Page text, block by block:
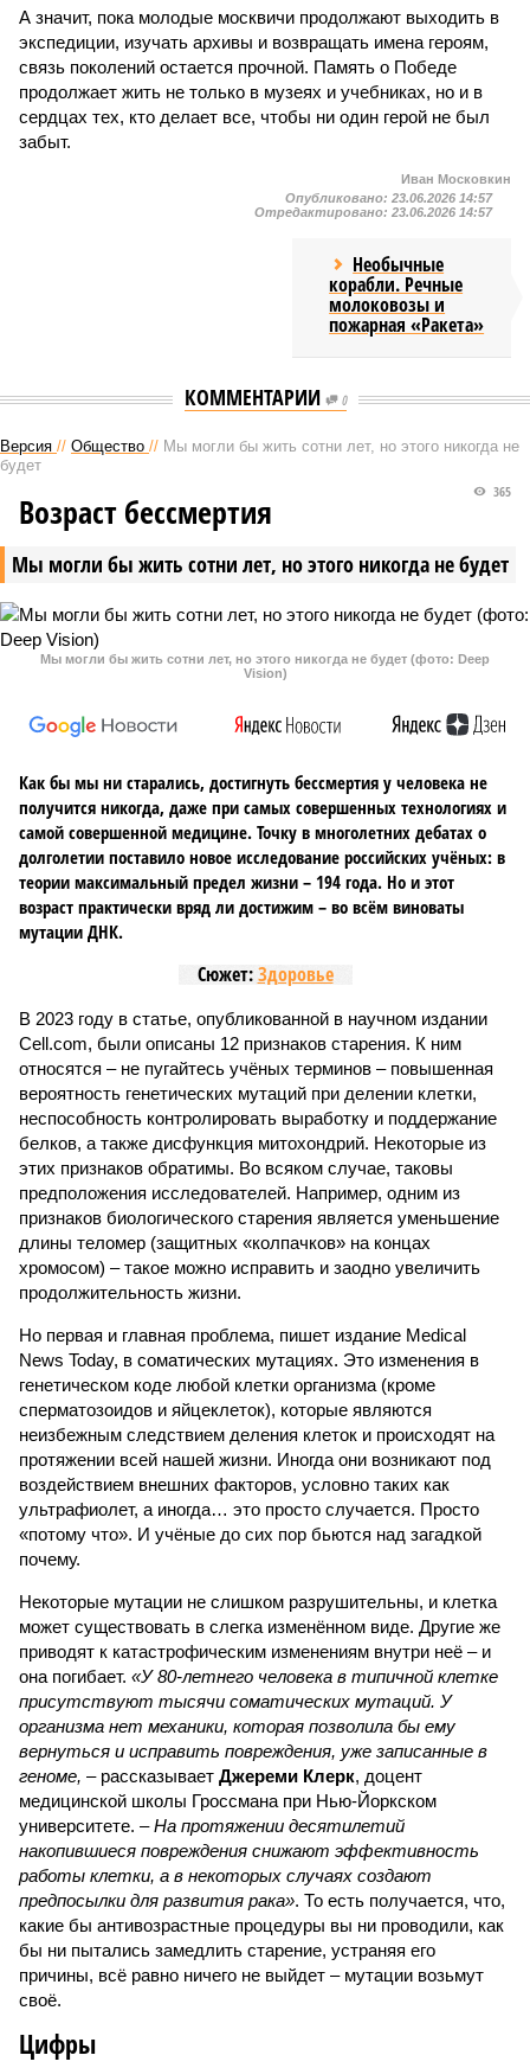
А значит, пока молодые москвичи продолжают выходить в
экспедиции, изучать архивы и возвращать имена героям,
связь поколений остается прочной. Память о Победе
продолжает жить не только в музеях и учебниках, но и в
сердцах тех, кто делает все, чтобы ни один герой не был
забыт.
Иван Московкин
Опубликовано: 23.06.2026 14:57
Отредактировано: 23.06.2026 14:57
Необычные
корабли. Речные
молоковозы и
пожарная «Ракета»
КОММЕНТАРИИ 0
Версия // Общество // Мы могли бы жить сотни лет, но этого никогда не
будет
Мы могли бы жить сотни лет, но этого никогда не будет
365
Возраст бессмертия
Мы могли бы жить сотни лет, но этого никогда не будет (фото: Deep
Vision)
Как бы мы ни старались, достигнуть бессмертия у человека не
получится никогда, даже при самых совершенных технологиях и
самой совершенной медицине. Точку в многолетних дебатах о
долголетии поставило новое исследование российских учёных: в
теории максимальный предел жизни – 194 года. Но и этот
возраст практически вряд ли достижим – во всём виноваты
мутации ДНК.
Сюжет:Здоровье
В 2023 году в статье, опубликованной в научном издании
Cell.com, были описаны 12 признаков старения. К ним
относятся – не пугайтесь учёных терминов – повышенная
вероятность генетических мутаций при делении клетки,
неспособность контролировать выработку и поддержание
белков, а также дисфункция митохондрий. Некоторые из
этих признаков обратимы. Во всяком случае, таковы
предположения исследователей. Например, одним из
признаков биологического старения является уменьшение
длины теломер (защитных «колпачков» на концах
хромосом) – такое можно исправить и заодно увеличить
продолжительность жизни.
Но первая и главная проблема, пишет издание Medical
News Today, в соматических мутациях. Это изменения в
генетическом коде любой клетки организма (кроме
сперматозоидов и яйцеклеток), которые являются
неизбежным следствием деления клеток и происходят на
протяжении всей нашей жизни. Иногда они возникают под
воздействием внешних факторов, условно таких как
ультрафиолет, а иногда… это просто случается. Просто
«потому что». И учёные до сих пор бьются над загадкой
почему.
Некоторые мутации не слишком разрушительны, и клетка
может существовать в слегка изменённом виде. Другие же
приводят к катастрофическим изменениям внутри неё – и
она погибает. «У 80-летнего человека в типичной клетке
присутствуют тысячи соматических мутаций. У
организма нет механики, которая позволила бы ему
вернуться и исправить повреждения, уже записанные в
геноме, – рассказывает Джереми Клерк, доцент
медицинской школы Гроссмана при Нью-Йоркском
университете. – На протяжении десятилетий
накопившиеся повреждения снижают эффективность
работы клетки, а в некоторых случаях создают
предпосылки для развития рака». То есть получается, что,
какие бы антивозрастные процедуры вы ни проводили, как
бы ни пытались замедлить старение, устраняя его
причины, всё равно ничего не выйдет – мутации возьмут
своё.
Цифры